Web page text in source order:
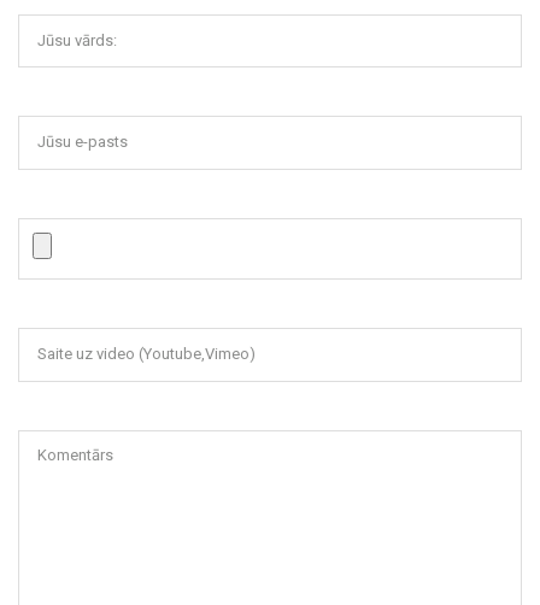
Jūsu vārds:
Jūsu e-pasts
Saite uz video (Youtube,Vimeo)
Komentārs